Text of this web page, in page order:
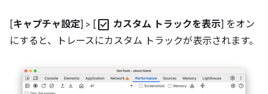
[キャプチャ設定] > [ check_box カスタム トラックを表示] をオン
にすると、トレースにカスタム トラックが表示されます。